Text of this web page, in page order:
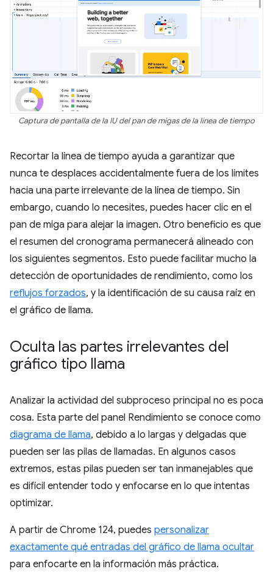
Captura de pantalla de la IU del pan de migas de la línea de tiempo
Recortar la línea de tiempo ayuda a garantizar que
nunca te desplaces accidentalmente fuera de los límites
hacia una parte irrelevante de la línea de tiempo. Sin
embargo, cuando lo necesites, puedes hacer clic en el
pan de miga para alejar la imagen. Otro beneficio es que
el resumen del cronograma permanecerá alineado con
los siguientes segmentos. Esto puede facilitar mucho la
detección de oportunidades de rendimiento, como los
reflujos forzados, y la identificación de su causa raíz en
el gráfico de llama.
Oculta las partes irrelevantes del
gráfico tipo llama
Analizar la actividad del subproceso principal no es poca
cosa. Esta parte del panel Rendimiento se conoce como
diagrama de llama, debido a lo largas y delgadas que
pueden ser las pilas de llamadas. En algunos casos
extremos, estas pilas pueden ser tan inmanejables que
es difícil entender todo y enfocarse en lo que intentas
optimizar.
A partir de Chrome 124, puedes personalizar
exactamente qué entradas del gráfico de llama ocultar
para enfocarte en la información más práctica.